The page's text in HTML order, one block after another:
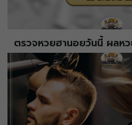
ตรวจหวยฮานอยวันนี้ ผลห